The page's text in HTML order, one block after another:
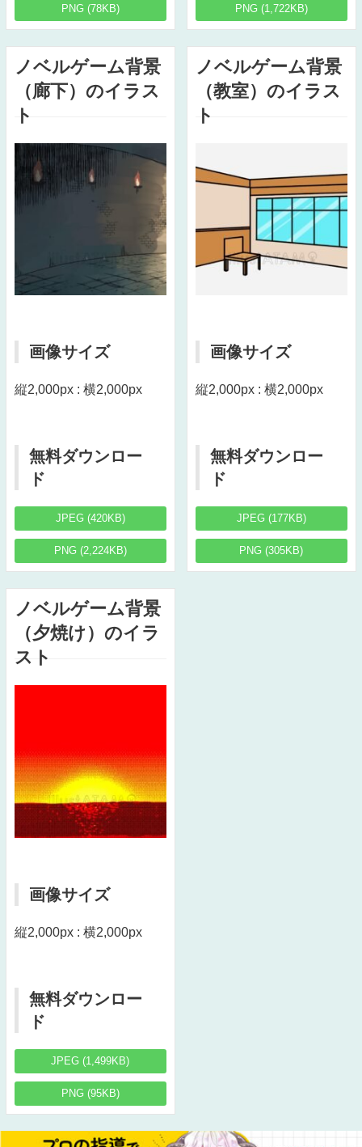
PNG (78KB) PNG (1,722KB)
ノベルゲーム背景
（廊下）のイラス
ト
画像サイズ
縦2,000px : 横2,000px
無料ダウンロー
ド
JPEG (420KB)
PNG (2,224KB)
ノベルゲーム背景
（教室）のイラス
ト
画像サイズ
縦2,000px : 横2,000px
無料ダウンロー
ド
JPEG (177KB)
PNG (305KB)
ノベルゲーム背景
（夕焼け）のイラ
スト
画像サイズ
縦2,000px : 横2,000px
無料ダウンロー
ド
JPEG (1,499KB)
PNG (95KB)